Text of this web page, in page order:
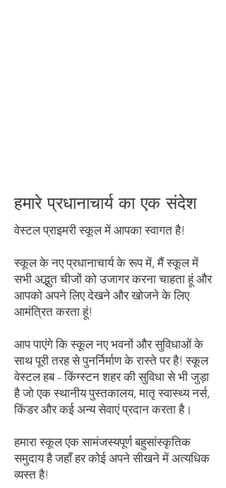
हमारे प्रधानाचार्य का एक संदेश
वेस्टल प्राइमरी स्कूल में आपका स्वागत है!
स्कूल के नए प्रधानाचार्य के रूप में, मैं स्कूल में
सभी अद्भुत चीजों को उजागर करना चाहता हूं और
आपको अपने लिए देखने और खोजने के लिए
आमंत्रित करता हूं!
आप पाएंगे कि स्कूल नए भवनों और सुविधाओं के
साथ पूरी तरह से पुनर्निर्माण के रास्ते पर है! स्कूल
वेस्टल हब - किंग्स्टन शहर की सुविधा से भी जुड़ा
है जो एक स्थानीय पुस्तकालय, मातृ स्वास्थ्य नर्स,
किंडर और कई अन्य सेवाएं प्रदान करता है।
हमारा स्कूल एक सामंजस्यपूर्ण बहुसांस्कृतिक
समुदाय है जहाँ हर कोई अपने सीखने में अत्यधिक
व्यस्त है!